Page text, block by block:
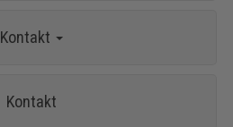
Kontakt
Kontakt